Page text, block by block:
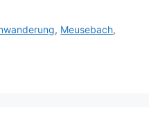
, Meusebach,